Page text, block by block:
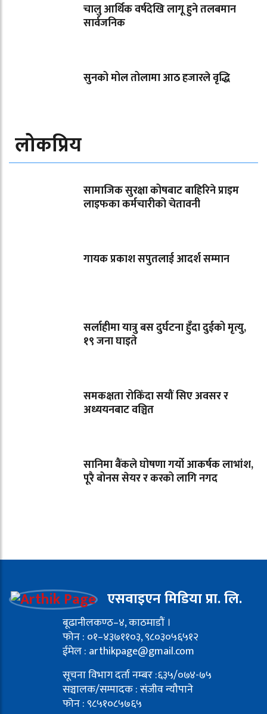
चालु आर्थिक वर्षदेखि लागू हुने तलबमान
सार्वजनिक
सुनको मोल तोलामा आठ हजारले वृद्धि
लोकप्रिय
सामाजिक सुरक्षा कोषबाट बाहिरिने प्राइम
लाइफका कर्मचारीको चेतावनी
गायक प्रकाश सपुतलाई आदर्श सम्मान
सर्लाहीमा यात्रु बस दुर्घटना हुँदा दुईको मृत्यु,
१९ जना घाइते
समकक्षता रोकिँदा सयौं सिए अवसर र
अध्ययनबाट वञ्चित
सानिमा बैंकले घोषणा गर्यो आकर्षक लाभांश,
पूरै बोनस सेयर र करको लागि नगद
एसवाइएन मिडिया प्रा. लि.
बूढानीलकण्ठ–४, काठमाडौं ।
फोन : ०१–४३७११०३, ९८०३०५६५१२
ईमेल : arthikpage@gmail.com
सूचना विभाग दर्ता नम्बर :६३५/०७४-७५
सञ्चालक/सम्पादक : संजीव न्यौपाने
फोन : ९८५१०८५७६५